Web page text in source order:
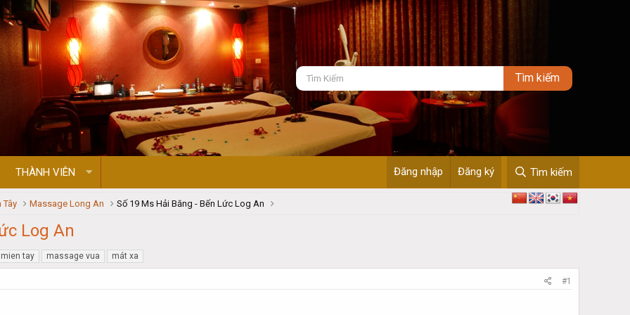
THÀNH VIÊN Đăng nhập Đăng ký Tìm kiếm
Tây Massage Long An Số 19 Ms Hải Băng - Bến Lức Log An
Log An
tay massage vua mát xa
#1